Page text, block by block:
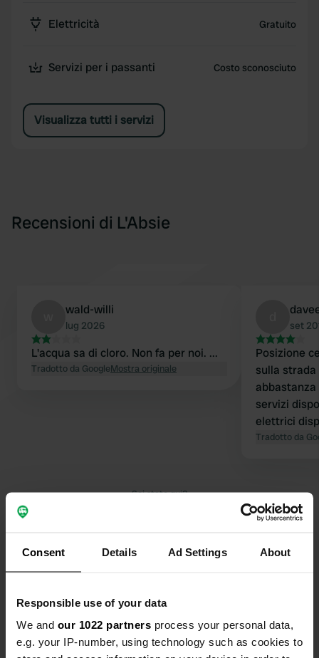
Consent Details Ad Settings About
Responsible use of your data
We and our 1022 partners process your personal data,
e.g. your IP-number, using technology such as cookies to
Elettricità Gratuito
Servizi per i passanti Costo sconosciuto
Visualizza tutti i servizi
Recensioni di L'Absie
wald-willi
lug 2026
L'acqua sa di cloro. Non fa per noi. ...
Tradotto da GoogleMostra originale
set
Posizione
sulla
servizi
elettrici
parco
Tradotto da
Sei stato qui?
Contatto
Posizione